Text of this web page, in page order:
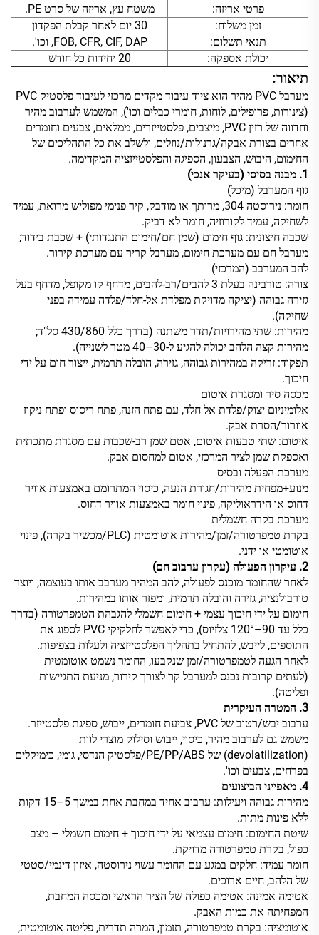
פרטי אריזה:
משטח עץ, אריזה של סרט PE.
זמן משלוח:
30 יום לאחר קבלת הפקדון
תנאי תשלום:
FOB, CFR, CIF, DAP, וכו'.
יכולת אספקה:
20 יחידות כל חודש
תיאור:
מערבל PVC מהיר הוא ציוד עיבוד מקדים מרכזי לעיבוד פלסטיק PVC
(צינורות, פרופילים, לוחות, חומרי כבלים וכו'), המשמש לערבוב מהיר
וחדווה של רזין PVC, מיצבים, פלסטייזרים, ממלאים, צבעים וחומרים
אחרים בצורת אבקה/גרנולות/נוזלים, ולשלב את כל התהליכים של
החימום, היבוש, הצבעון, הספיגה והפלסטייזציה המקדימה.
1. מבנה בסיסי (בעיקר אנכי)
גוף המערבל (מיכל)
חומר: נירוסטה 304, מרותך או מודבק, קיר פנימי מפוליש מרואת, עמיד
לשחיקה, עמיד לקורוזיה, חומר לא דביק.
שכבה חיצונית: גוף חימום (שמן חם/חימום התנגדותי) + שכבת בידוד;
מערבל חם עם מערכת חימום, מערבל קריר עם מערכת קירור.
להב המערבב (המרכזי)
צורה: טורבינה בעלת 3 להבים/רב-להבים, מדחף קו מקופל, מדחף בעל
גזירה גבוהה (יציקה מדויקת מפלדת אל-חלד/פלדה עמידה בפני
שחיקה).
מהירות: שתי מהירויות/תדר משתנה (בדרך כלל 430/860 סל"ד;
מהירות קצה הלהב יכולה להגיע ל-30–40 מטר לשנייה).
תפקוד: זריקה במהירות גבוהה, גזירה, הובלה תרמית, ייצור חום על ידי
חיכוך.
מכסה סיר ומסגרת איטום
אלומיניום יצוק‏/פלדת אל חלד, עם פתח הזנה, פתח ריסוס ופתח ניקוז
אוורור/הסרת אבק.
איטום: שתי טבעות איטום, אטם שמן רב-שכבות עם מסגרת מתכתית
ואספקת שמן לציר המרכזי, אטום למחסום אבק.
מערכת הפעלה ובסיס
מנוע+מפחית מהירות‏/חגורת הנעה, כיסוי המתרומם באמצעות אוויר
דחוס או הידראוליקה, פינוי חומר באמצעות אוויר דחוס.
מערכת בקרה חשמלית
בקרת טמפרטורה‏/זמן‏/מהירות אוטומטית (PLC‏/מכשיר בקרה), פינוי
אוטומטי או ידני.
2. עיקרון הפעולה (עקרון ערבוב חם)
לאחר שהחומר מוכנס לפעולה, להב המהיר מערבב אותו בעוצמה, ויוצר
טורבולנציה, גזירה והובלה תרמית, ומפזר אותו במהירות.
חימום על ידי חיכוך עצמי + חימום חשמלי להגבהת הטמפרטורה (בדרך
כלל עד 90–120° צלזיוס), כדי לאפשר לחלקיקי PVC לספוג את
התוספים, לייבש, להתחיל בתהליך הפלסטייזציה ולעלות בצפיפות.
לאחר הגעה לטמפרטורה/זמן שנקבעו, החומר נשמט אוטומטית
(לעתים קרובות נכנס למערבל קר לצורך קירור, מניעת התגיישות
ופליטה).
3. המטרה העיקרית
ערבוב יבש/רטוב של PVC, צביעת חומרים, ייבוש, ספיגת פלסטייזר.
משמש גם לערבוב מהיר, כיסוי, ייבוש וסילוק מוצרי לוות
(devolatilization) של PE/PP/ABS/פלסטיק הנדסי, גומי, כימיקלים
בפרחים, צבעים וכו'.
4. מאפייני הביצועים
מהירות גבוהה ויעילות: ערבוב אחיד במחבת אחת במשך 5–15 דקות
ללא פינות מתות.
שיטת החימום: חימום עצמאי על ידי חיכוך + חימום חשמלי – מצב
כפול, בקרת טמפרטורה מדויקת.
חומר עמיד: חלקים במגע עם החומר עשוי נירוסטה, איזון דינמי/סטטי
של הלהב, חיים ארוכים.
אטימה אמינה: אטימה כפולה של הציר הראשי ומכסה המחבת,
המפחיתה את כמות האבק.
אוטומציה: בקרת טמפרטורה, תזמון, המרה תדרית, פליטה אוטומטית,